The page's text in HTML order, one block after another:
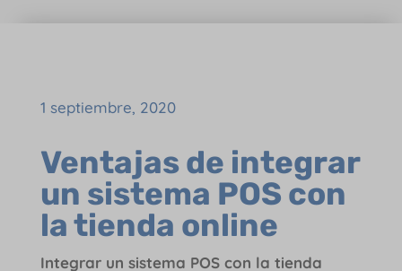
1 septiembre, 2020
Ventajas de integrar
un sistema POS con
la tienda online
Integrar un sistema POS con la tienda